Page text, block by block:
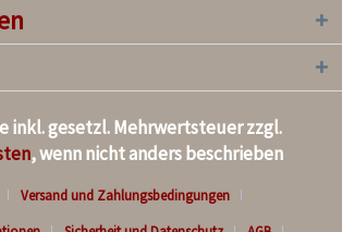
inkl. gesetzl. Mehrwertsteuer zzgl.
, wenn nicht anders beschrieben
Versand und Zahlungsbedingungen